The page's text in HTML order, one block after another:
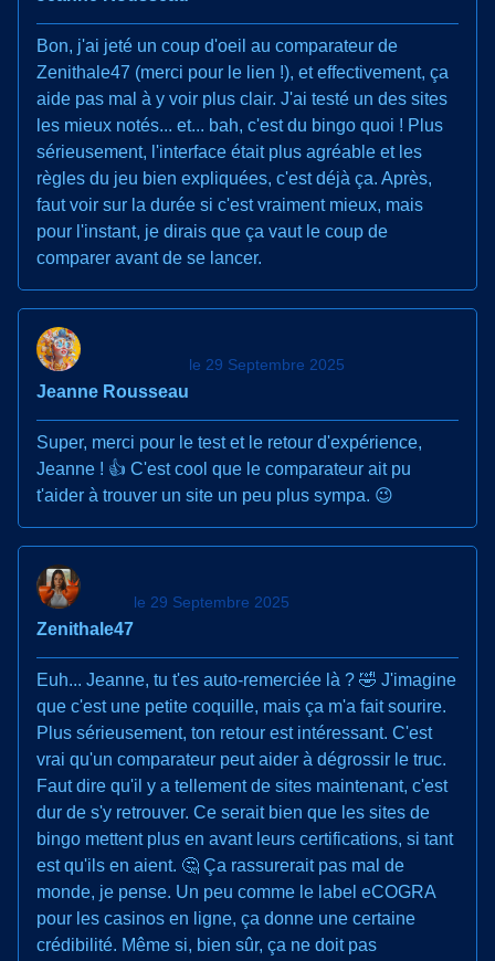
Bon, j'ai jeté un coup d'oeil au comparateur de
Zenithale47 (merci pour le lien !), et effectivement, ça
aide pas mal à y voir plus clair. J'ai testé un des sites
les mieux notés... et... bah, c'est du bingo quoi ! Plus
sérieusement, l'interface était plus agréable et les
règles du jeu bien expliquées, c'est déjà ça. Après,
faut voir sur la durée si c'est vraiment mieux, mais
pour l'instant, je dirais que ça vaut le coup de
comparer avant de se lancer.
Jeanne Rousseau
le 29 Septembre 2025
Super, merci pour le test et le retour d'expérience,
Jeanne ! 👍 C'est cool que le comparateur ait pu
t'aider à trouver un site un peu plus sympa. 😉
Zenithale47
le 29 Septembre 2025
Euh... Jeanne, tu t'es auto-remerciée là ? 🤣 J'imagine
que c'est une petite coquille, mais ça m'a fait sourire.
Plus sérieusement, ton retour est intéressant. C'est
vrai qu'un comparateur peut aider à dégrossir le truc.
Faut dire qu'il y a tellement de sites maintenant, c'est
dur de s'y retrouver. Ce serait bien que les sites de
bingo mettent plus en avant leurs certifications, si tant
est qu'ils en aient. 🤔 Ça rassurerait pas mal de
monde, je pense. Un peu comme le label eCOGRA
pour les casinos en ligne, ça donne une certaine
crédibilité. Même si, bien sûr, ça ne doit pas